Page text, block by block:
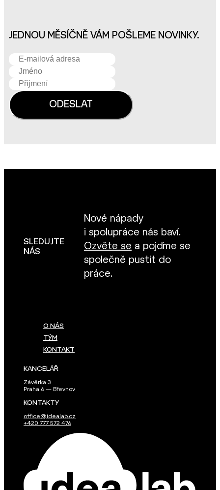
JEDNOU MĚSÍČNĚ VÁM POŠLEME NOVINKY.
SLEDUJTE
NÁS
Nové nápady
i spolupráce nás baví.
Ozvěte se a pojďme se
společně pustit do
práce.
O NÁS
TÝM
KONTAKT
KANCELÁŘ
Závěrka 3
Praha 6 — Břevnov
KONTAKTY
office@idealab.cz
+420 777 572 476